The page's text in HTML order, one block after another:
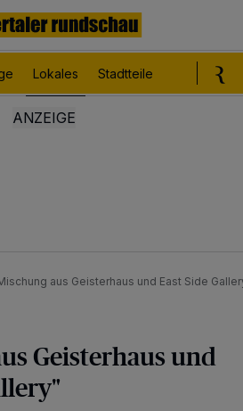
Lokales Stadtteile
aus Geisterhaus und East Side
Geisterhaus und